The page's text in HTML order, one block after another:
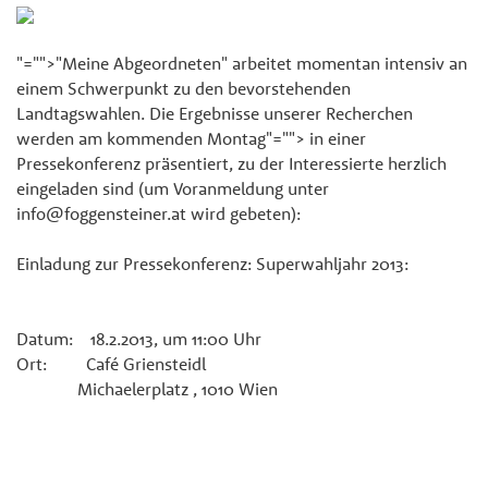
"="">"Meine Abgeordneten" arbeitet momentan intensiv an
einem Schwerpunkt zu den bevorstehenden
Landtagswahlen. Die Ergebnisse unserer Recherchen
werden am kommenden Montag"=""> in einer
Pressekonferenz präsentiert, zu der Interessierte herzlich
eingeladen sind (um Voranmeldung unter
info@foggensteiner.at wird gebeten):
Einladung zur Pressekonferenz: Superwahljahr 2013:
Datum: 18.2.2013, um 11:00 Uhr
Ort: Café Griensteidl
Michaelerplatz , 1010 Wien